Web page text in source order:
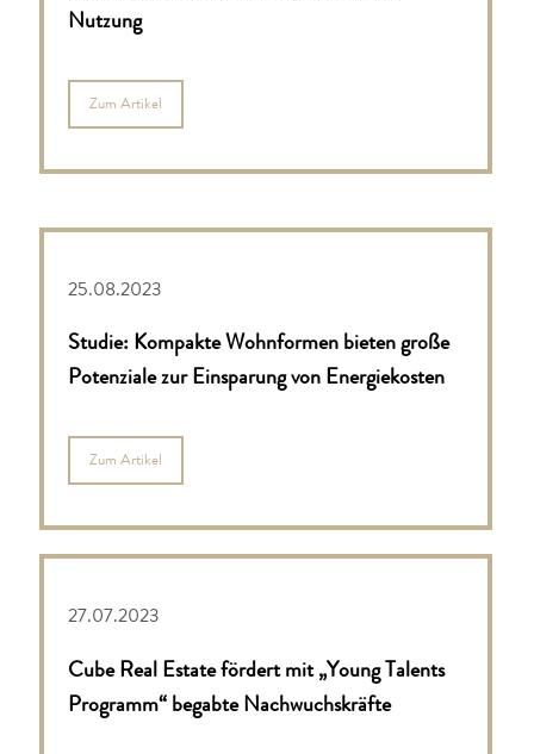
Nutzung
Zum Artikel
25.08.2023
Studie: Kompakte Wohnformen bieten große
Potenziale zur Einsparung von Energiekosten
Zum Artikel
27.07.2023
Cube Real Estate fördert mit „Young Talents
Programm“ begabte Nachwuchskräfte